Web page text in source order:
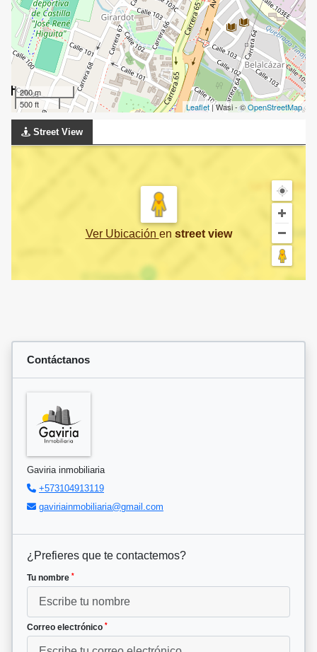
200 m
500 ft
Leaflet| Wasi - ©OpenStreetMap
Street View
Ver Ubicación en street view
Contáctanos
Gaviria inmobiliaria
+573104913119
gaviriainmobiliaria@gmail.com
¿Prefieres que te contactemos?
Tu nombre *
Correo electrónico *